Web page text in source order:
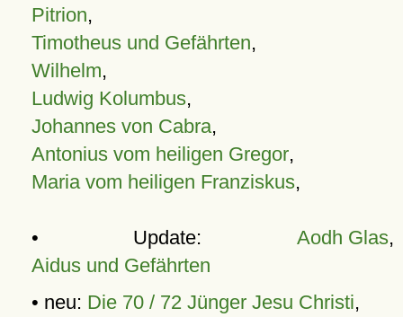
Pitrion,
Timotheus und Gefährten,
Wilhelm,
Ludwig Kolumbus,
Johannes von Cabra,
Antonius vom heiligen Gregor,
Maria vom heiligen Franziskus,
• Update: Aodh Glas,
Aidus und Gefährten
• neu: Die 70 / 72 Jünger Jesu Christi,